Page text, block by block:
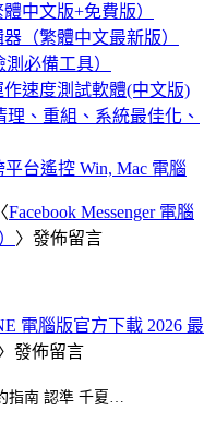
中文版+免費版）
（繁體中文最新版）
必備工具）
作速度測試軟體(中文版)
理、重組、系統最佳化、
台遙控 Win, Mac 電腦
Facebook Messenger 電腦
〉發佈留言
電腦版官方下載 2026 最
發佈留言
指南 認準 千夏…